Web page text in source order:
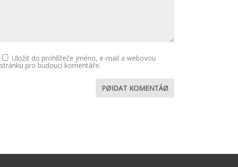
Uložit do prohlížeče jméno, e-mail a webovou
stránku pro budoucí komentáře.
PØIDAT KOMENTÁØ